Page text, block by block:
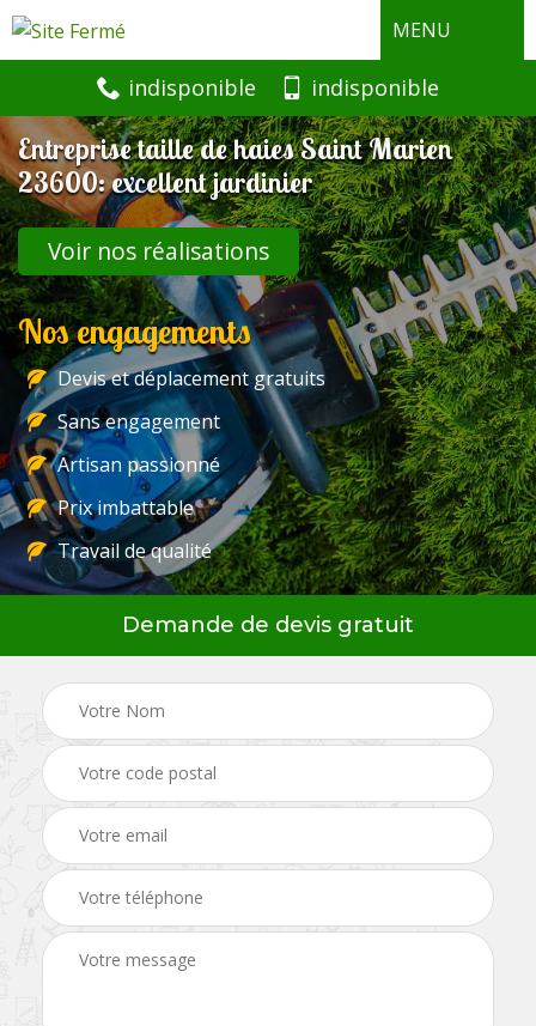
MENU
indisponible indisponible
Entreprise taille de haies Saint Marien
23600: excellent jardinier
Voir nos réalisations
Nos engagements
Devis et déplacement gratuits
Sans engagement
Artisan passionné
Prix imbattable
Travail de qualité
Demande de devis gratuit